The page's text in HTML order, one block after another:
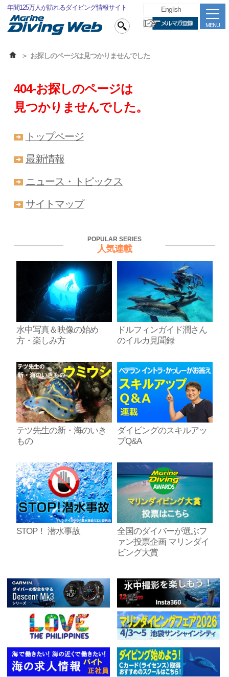
年間125万人が訪れるダイビング情報サイト
MENU
English
お探しのページは見つかりませんでした
404-お探しのページは
見つかりませんでした。
トップページ
最新情報
ニュース・トピックス
サイトマップ
人気連載
POPULAR SERIES
水中写真＆映像の始め
方・楽しみ方
ドルフィンガイド潤さん
のイルカ見聞録
テツ先生の新・海のいき
もの
ダイビングのスキルアッ
プQ&A
STOP！ 潜水事故
全国のダイバーが選ぶフ
ァン投票企画 マリンダイ
ビング大賞